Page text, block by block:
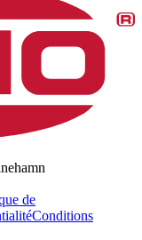
de
Conditions